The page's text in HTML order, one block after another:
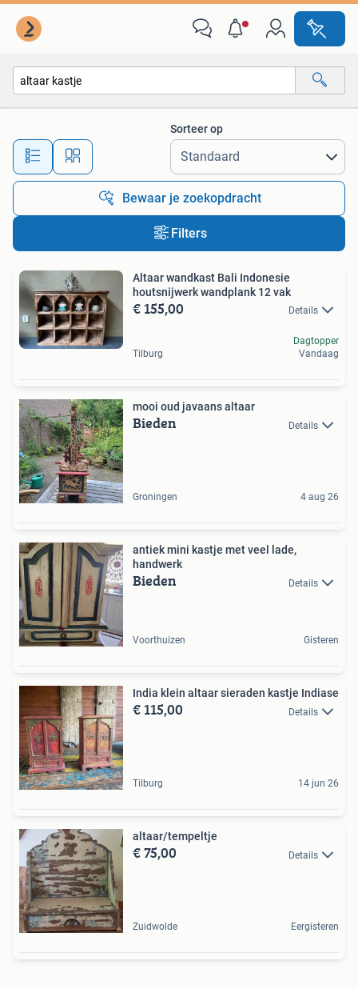
Alle afstanden…
Sorteer op
Bewaar je zoekopdracht
Filters
Altaar wandkast Bali Indonesie
houtsnijwerk wandplank 12 vak
€ 155,00 Details
Tilburg
Dagtopper
Vandaag
mooi oud javaans altaar
Bieden Details
Groningen 4 aug 26
antiek mini kastje met veel lade,
handwerk
Bieden Details
Voorthuizen Gisteren
India klein altaar sieraden kastje Indiase
€ 115,00 Details
Tilburg 14 jun 26
altaar/tempeltje
€ 75,00 Details
Zuidwolde Eergisteren